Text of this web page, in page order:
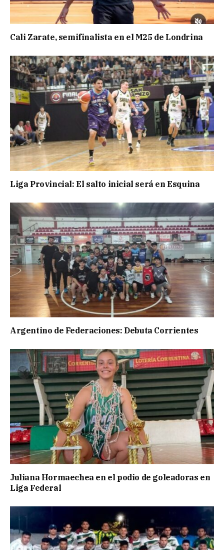
Cali Zarate, semifinalista en el M25 de Londrina
Liga Provincial: El salto inicial será en Esquina
Argentino de Federaciones: Debuta Corrientes
Juliana Hormaechea en el podio de goleadoras en
Liga Federal